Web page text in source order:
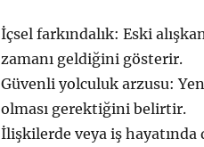
İçsel farkındalık: Eski
zamanı geldiğini gösterir.
Güvenli yolculuk arzusu:
olması gerektiğini belirtir.
İlişkilerde veya iş